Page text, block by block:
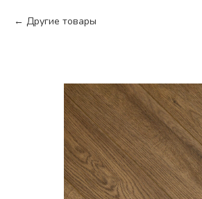
Другие товары